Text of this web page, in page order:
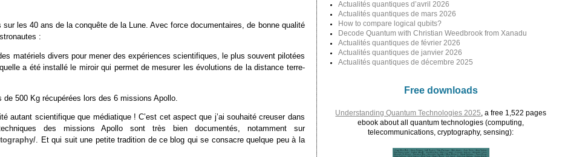
les 40 ans de la conquête de la Lune. Avec force documentaires, de bonne qualité
:
matériels divers pour mener des expériences scientifiques, le plus souvent pilotées
a été installé le miroir qui permet de mesurer les évolutions de la distance terre-
500 Kg récupérées lors des 6 missions Apollo.
autant scientifique que médiatique ! C’est cet aspect que j’ai souhaité creuser dans
des missions Apollo sont très bien documentés, notamment sur
. Et qui suit une petite tradition de ce blog qui se consacre quelque peu à la
Actualités quantiques d’avril 2026
Actualités quantiques de mars 2026
How to compare logical qubits?
Decode Quantum with Christian Weedbrook from Xanadu
Actualités quantiques de février 2026
Actualités quantiques de janvier 2026
Actualités quantiques de décembre 2025
Free downloads
Understanding Quantum Technologies 2025 , a free 1,522 pages
ebook about all quantum technologies (computing,
telecommunications, cryptography, sensing):